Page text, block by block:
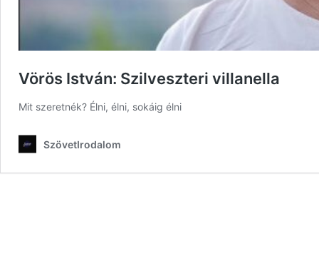
Vörös István: Szilveszteri villanella
Mit szeretnék? Élni, élni, sokáig élni
SzövetIrodalom